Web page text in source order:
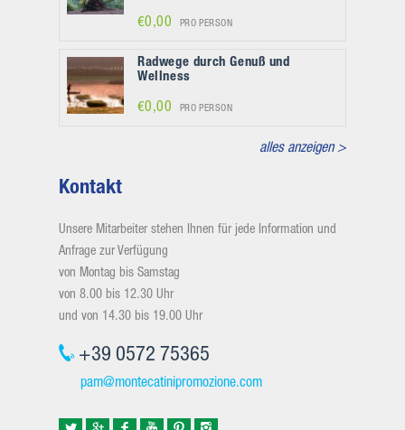
€0,00 PRO PERSON
Radwege durch Genuß und
Wellness
€0,00 PRO PERSON
alles anzeigen >
Kontakt
Unsere Mitarbeiter stehen Ihnen für jede Information und
Anfrage zur Verfügung
von Montag bis Samstag
von 8.00 bis 12.30 Uhr
und von 14.30 bis 19.00 Uhr
+39 0572 75365
pam@montecatinipromozione.com